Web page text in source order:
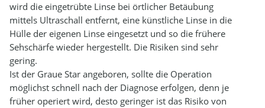
wird die eingetrübte Linse bei örtlicher Betäubung
mittels Ultraschall entfernt, eine künstliche Linse in die
Hülle der eigenen Linse eingesetzt und so die frühere
Sehschärfe wieder hergestellt. Die Risiken sind sehr
gering.
Ist der Graue Star angeboren, sollte die Operation
möglichst schnell nach der Diagnose erfolgen, denn je
früher operiert wird, desto geringer ist das Risiko von